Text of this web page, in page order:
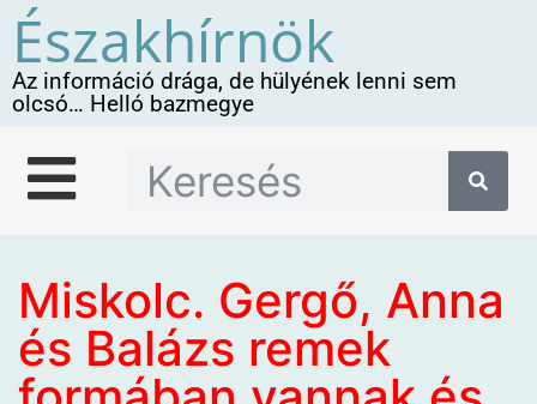
Északhírnök
Az információ drága, de hülyének lenni sem
olcsó… Helló bazmegye
Miskolc. Gergő, Anna
és Balázs remek